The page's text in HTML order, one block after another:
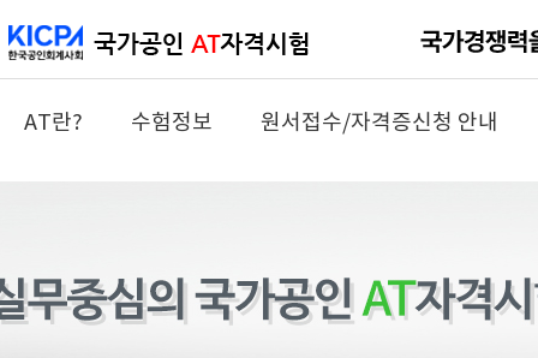
AT란? 수험정보 원서접수/자격증신청 안내